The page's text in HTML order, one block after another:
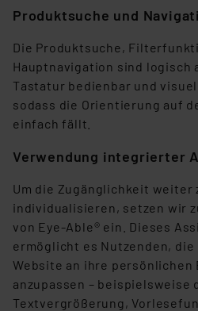
Datenschutz nach EU-
personenbezogene Daten in
Überwachungsprogrammen
hiergegen Klagemöglichkeiten
Unsere Kooperation mit
sich auf die
Beurteilung der mit der
insbesondere der Art der
verbundenen Risiken.“
Impressum
Produktsuche und
Die Produktsuche,
Hauptnavigation sind logisch
Tastatur bedienbar und
sodass die Orientierung auf
einfach fällt.
Verwendung integrierter
Um die Zugänglichkeit weiter
individualisieren, setzen wir
von Eye-Able® ein. Dieses
ermöglicht es Nutzenden,
Website an ihre persönlichen
anzupassen – beispielsweise
Textvergrößerung,